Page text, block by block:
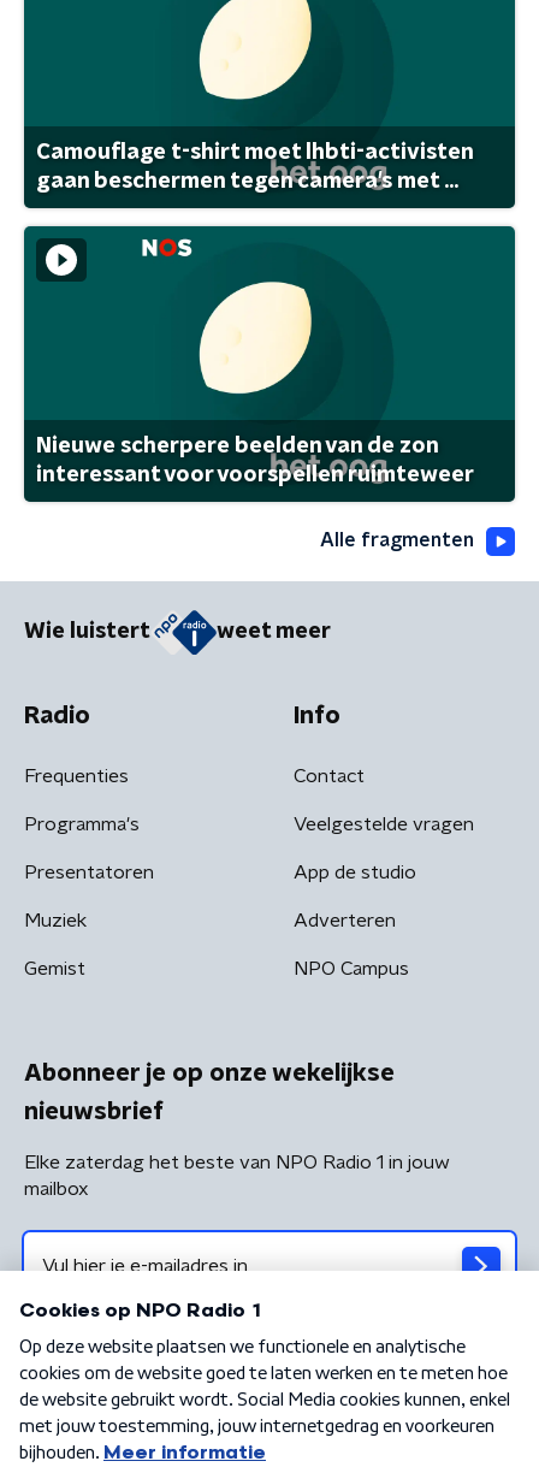
Camouflage t-shirt moet lhbti-activisten
gaan beschermen tegen camera's met ...
Nieuwe scherpere beelden van de zon
interessant voor voorspellen ruimteweer
Alle fragmenten
Wie luistert weet meer
Radio
Frequenties
Programma's
Presentatoren
Muziek
Gemist
Info
Contact
Veelgestelde vragen
App de studio
Adverteren
NPO Campus
Abonneer je op onze wekelijkse
nieuwsbrief
Elke zaterdag het beste van NPO Radio 1 in jouw
mailbox
Algemene voorwaarden